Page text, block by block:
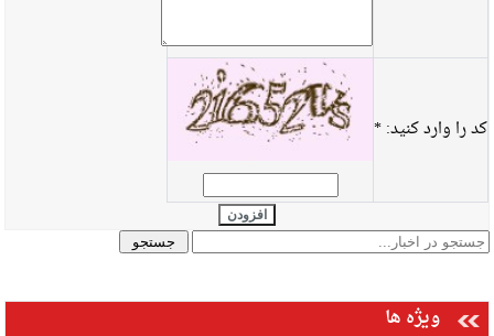
کد را وارد کنید:*
افزودن
ویژه ها